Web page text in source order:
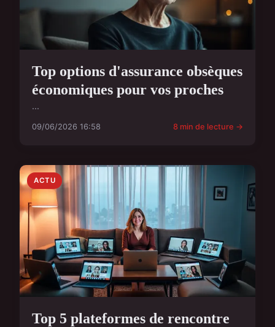
Top options d'assurance obsèques
économiques pour vos proches
...
09/06/2026 16:58 8 min de lecture →
ACTU
Top 5 plateformes de rencontre